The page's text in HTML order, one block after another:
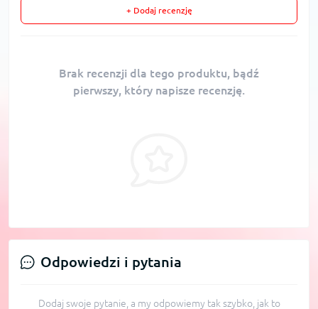
+ Dodaj recenzję
Brak recenzji dla tego produktu, bądź
pierwszy, który napisze recenzję.
Odpowiedzi i pytania
Dodaj swoje pytanie, a my odpowiemy tak szybko, jak to